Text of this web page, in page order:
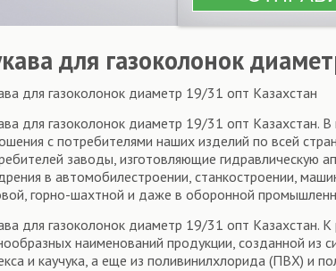
для газоколонок
для газоколонок диаметр 19/31 опт Казахстан
для газоколонок диаметр 19/31 опт Казахстан.
с потребителями наших изделий по всей
заводы, изготовляющие гидравлическую
в автомобилестроении, станкостроении,
горно-шахтной и даже в оборонной
для газоколонок диаметр 19/31 опт Казахстан.
наименований продукции, созданной из
и каучука, а еще из поливинилхлорида (ПВХ) и